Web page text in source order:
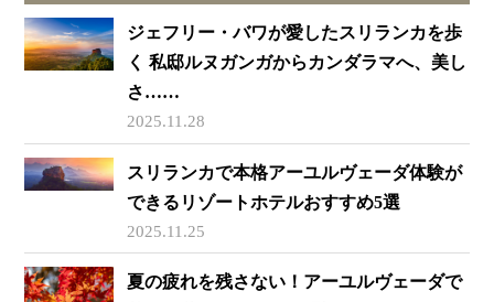
ジェフリー・バワが愛したスリランカを歩
く 私邸ルヌガンガからカンダラマへ、美し
さ……
2025.11.28
スリランカで本格アーユルヴェーダ体験が
できるリゾートホテルおすすめ5選
2025.11.25
夏の疲れを残さない！アーユルヴェーダで